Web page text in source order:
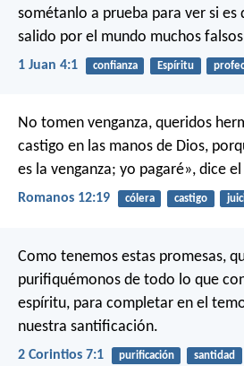
sométanlo a prueba para ver si es
salido por el mundo muchos
1 Juan 4:1 confianza Espíritu
No tomen venganza, queridos
castigo en las manos de Dios,
es la venganza; yo pagaré», dice el
Romanos 12:19 cólera castigo
Como tenemos estas promesas,
purifiquémonos de todo lo que
espíritu, para completar en el
nuestra santificación.
2 Corintios 7:1 purificación santidad